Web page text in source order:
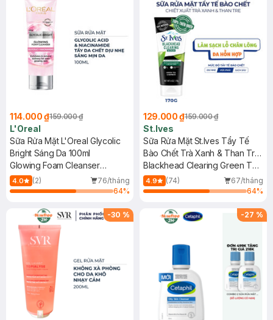
114.000 ₫159.000 ₫
L'Oreal
Sữa Rửa Mặt L'Oreal Glycolic
Bright Sáng Da 100ml
Glowing Foam Cleanser
[Glycolic+ Niacinamide]
4.0 (2)
76/tháng
64%
129.000 ₫159.000 ₫
St.Ives
Sữa Rửa Mặt St.Ives Tẩy Tế
Bào Chết Trà Xanh & Than Tre
170g
Blackhead Clearing Green Tea
& Bamboo Scrub
4.9 (74)
67/tháng
64%
-30 % -27 %